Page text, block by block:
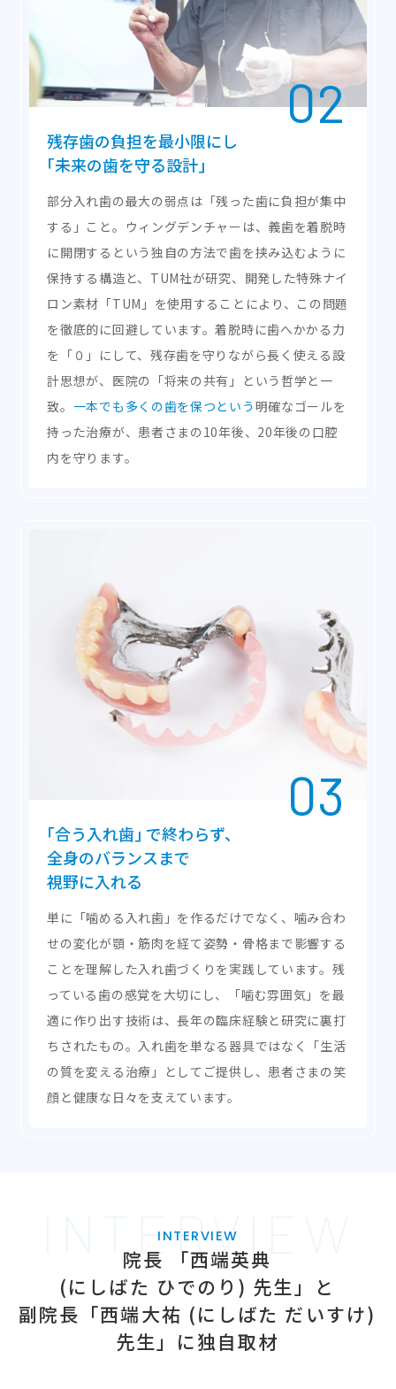
残存歯の負担を最小限にし
｢未来の歯を守る設計｣
部分入れ歯の最大の弱点は「残った歯に負担が集中
する」こと。ウィングデンチャーは、義歯を着脱時
に開閉するという独自の方法で歯を挟み込むように
保持する構造と、TUM社が研究、開発した特殊ナイ
ロン素材「TUM」を使用することにより、この問題
を徹底的に回避しています。着脱時に歯へかかる力
を「０」にして、残存歯を守りながら長く使える設
計思想が、医院の「将来の共有」という哲学と一
致。 一本でも多くの歯を保つという明確なゴールを
持った治療が、患者さまの10年後、20年後の口腔
内を守ります。
｢合う入れ歯｣ で終わらず、
全身のバランスまで
視野に入れる
単に「噛める入れ歯」を作るだけでなく、噛み合わ
せの変化が顎・筋肉を経て姿勢・骨格まで影響する
ことを理解した入れ歯づくりを実践しています。残
っている歯の感覚を大切にし、「噛む雰囲気」を最
適に作り出す技術は、長年の臨床経験と研究に裏打
ちされたもの。入れ歯を単なる器具ではなく「生活
の質を変える治療」としてご提供し、患者さまの笑
顔と健康な日々を支えています。
INTERVIEW
INTERVIEW
院長 「西端英典
(にしばた ひでのり) 先生」と
副院長「西端大祐 (にしばた だいすけ)
先生」に独自取材